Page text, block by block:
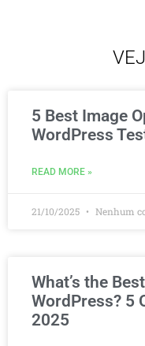
5 Best Image
WordPress
READ MORE »
21/10/2025 Nenhum
What’s the
WordPress? 5
2025